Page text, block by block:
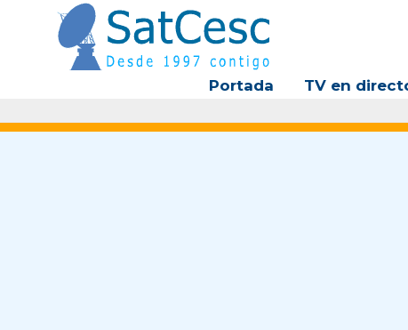
contenido
Portada TV en